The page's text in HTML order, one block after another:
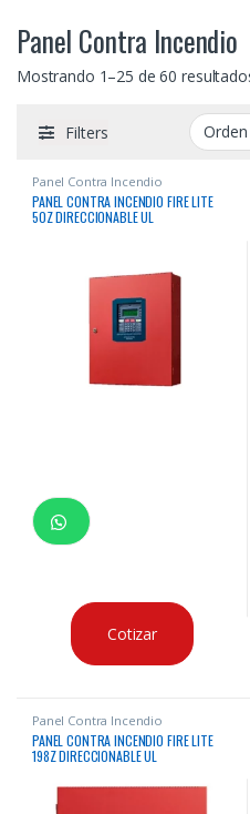
Panel Contra Incendio
Mostrando 1–25 de 60
Filters
Panel Contra Incendio
PANEL CONTRA INCENDIO FIRE LITE
50Z DIRECCIONABLE UL
Cotizar
Panel Contra Incendio
PANEL CONTRA INCENDIO FIRE LITE
198Z DIRECCIONABLE UL